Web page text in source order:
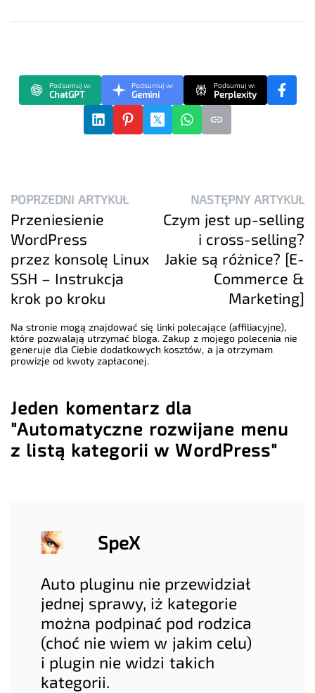
Podsumuj w:
ChatGPT
Podsumuj w:
Gemini
Podsumuj w:
Perplexity
POPRZEDNI ARTYKUŁ
Przeniesienie
WordPress
przez konsolę Linux
SSH – Instrukcja
krok po kroku
NASTĘPNY ARTYKUŁ
Czym jest up-selling
i cross-selling?
Jakie są różnice? [E-
Commerce &
Marketing]
Na stronie mogą znajdować się linki polecające (affiliacyjne),
które pozwalają utrzymać bloga. Zakup z mojego polecenia nie
generuje dla Ciebie dodatkowych kosztów, a ja otrzymam
prowizje od kwoty zapłaconej.
Jeden komentarz dla
"Automatyczne rozwijane menu
z listą kategorii w WordPress"
SpeX
Auto pluginu nie przewidział
jednej sprawy, iż kategorie
można podpinać pod rodzica
(choć nie wiem w jakim celu)
i plugin nie widzi takich
kategorii.